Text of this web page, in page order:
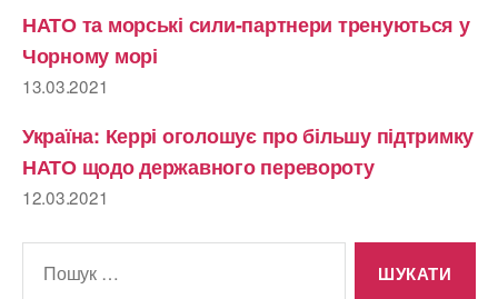
НАТО та морські сили-партнери тренуються у
Чорному морі
13.03.2021
Україна: Керрі оголошує про більшу підтримку
НАТО щодо державного перевороту
12.03.2021